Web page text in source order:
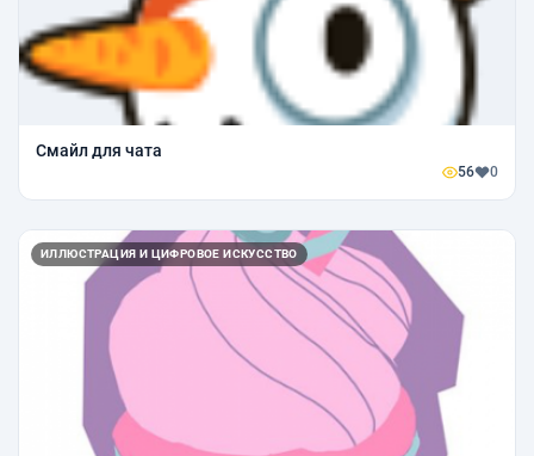
Смайл для чата
56 0
ИЛЛЮСТРАЦИЯ И ЦИФРОВОЕ ИСКУССТВО